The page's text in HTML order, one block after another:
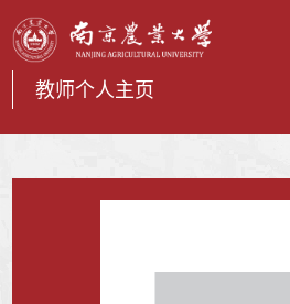
教师个人主页